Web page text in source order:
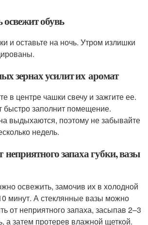
обувь
и оставьте на ночь. Утром излишки
зернах усилит их аромат
в центре чашки свечу и зажгите ее.
заполнит помещение.
выдыхаются, поэтому не забывайте
недель.
неприятного запаха губки, вазы
освежить, замочив их в холодной
минут. А стеклянные вазы можно
от неприятного запаха, засыпав 2–3
а затем протерев влажной щеткой.